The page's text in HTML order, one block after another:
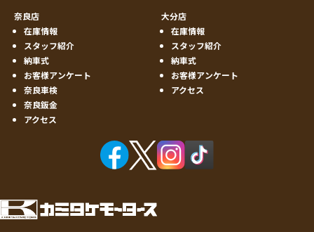
奈良店
在庫情報
スタッフ紹介
納車式
お客様アンケート
奈良車検
奈良鈑金
アクセス
大分店
在庫情報
スタッフ紹介
納車式
お客様アンケート
アクセス